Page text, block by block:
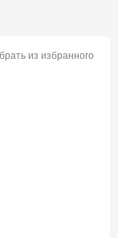
из избранного